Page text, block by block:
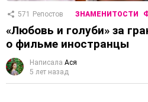
571 Репостов ЗНАМЕНИТОСТИ
«Любовь и голуби» за
о фильме иностранцы
Написала Ася
5 лет назад